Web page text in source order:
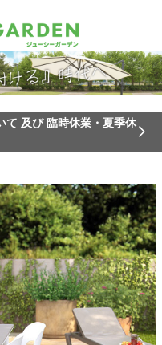
て 及び 臨時休業・夏季休